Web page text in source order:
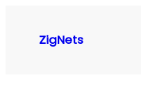
ZigNets